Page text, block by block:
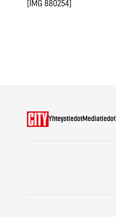
[IMG 880254]
YhteystiedotMediatiedot